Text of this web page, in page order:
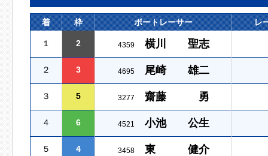
着 枠 ボートレーサー レ
１ 2 4359 横川 聖志
２ 3 4695 尾崎 雄二
３ 5 3277 齋藤 勇
４ 6 4521 小池 公生
５ 4 3458 東 健介